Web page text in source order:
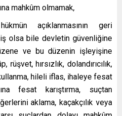
mahkûm olmamak,
açıklanmasının geri
olsa bile devletin güvenliğine
ve bu düzenin işleyişine
hırsızlık, dolandırıcılık,
hileli iflas, ihaleye fesat
fesat karıştırma, suçtan
aklama, kaçakçılık veya